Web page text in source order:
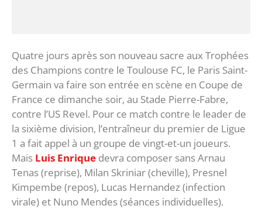
Quatre jours après son nouveau sacre aux Trophées
des Champions contre le Toulouse FC, le Paris Saint-
Germain va faire son entrée en scène en Coupe de
France ce dimanche soir, au Stade Pierre-Fabre,
contre l’US Revel. Pour ce match contre le leader de
la sixième division, l’entraîneur du premier de Ligue
1 a fait appel à un groupe de vingt-et-un joueurs.
Mais Luis Enrique devra composer sans Arnau
Tenas (reprise), Milan Skriniar (cheville), Presnel
Kimpembe (repos), Lucas Hernandez (infection
virale) et Nuno Mendes (séances individuelles).